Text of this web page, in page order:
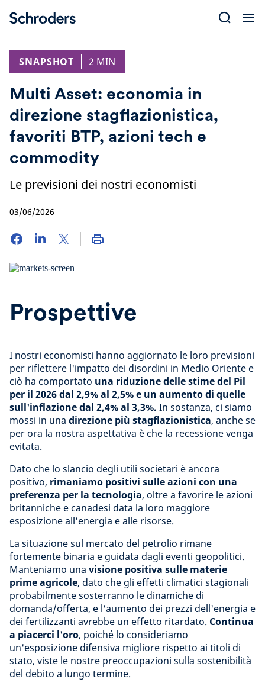
SNAPSHOT
2 MIN
Multi Asset: economia in
direzione stagflazionistica,
favoriti BTP, azioni tech e
commodity
Le previsioni dei nostri economisti
03/06/2026
Prospettive
I nostri economisti hanno aggiornato le loro previsioni
per riflettere l'impatto dei disordini in Medio Oriente e
ciò ha comportato una riduzione delle stime del Pil
per il 2026 dal 2,9% al 2,5% e un aumento di quelle
sull'inflazione dal 2,4% al 3,3%. In sostanza, ci siamo
mossi in una direzione più stagflazionistica, anche se
per ora la nostra aspettativa è che la recessione venga
evitata.
Dato che lo slancio degli utili societari è ancora
positivo, rimaniamo positivi sulle azioni con una
preferenza per la tecnologia, oltre a favorire le azioni
britanniche e canadesi data la loro maggiore
esposizione all'energia e alle risorse.
La situazione sul mercato del petrolio rimane
fortemente binaria e guidata dagli eventi geopolitici.
Manteniamo una visione positiva sulle materie
prime agricole, dato che gli effetti climatici stagionali
probabilmente sosterranno le dinamiche di
domanda/offerta, e l'aumento dei prezzi dell'energia e
dei fertilizzanti avrebbe un effetto ritardato. Continua
a piacerci l'oro, poiché lo consideriamo
un'esposizione difensiva migliore rispetto ai titoli di
stato, viste le nostre preoccupazioni sulla sostenibilità
del debito a lungo termine.